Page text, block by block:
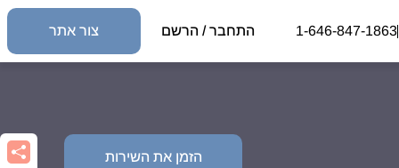
1-646-847-1863 התחבר / הרשם צור אתר
הזמן את השירות